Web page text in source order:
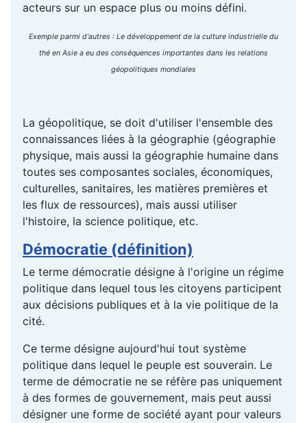
acteurs sur un espace plus ou moins défini.
Exemple parmi d'autres : Le développement de la culture industrielle du
thé en Asie a eu des conséquences importantes dans les relations
géopolitiques mondiales
La géopolitique, se doit d'utiliser l'ensemble des
connaissances liées à la géographie (géographie
physique, mais aussi la géographie humaine dans
toutes ses composantes sociales, économiques,
culturelles, sanitaires, les matières premières et
les flux de ressources), mais aussi utiliser
l'histoire, la science politique, etc.
Démocratie (définition)
Le terme démocratie désigne à l'origine un régime
politique dans lequel tous les citoyens participent
aux décisions publiques et à la vie politique de la
cité.
Ce terme désigne aujourd'hui tout système
politique dans lequel le peuple est souverain. Le
terme de démocratie ne se réfère pas uniquement
à des formes de gouvernement, mais peut aussi
désigner une forme de société ayant pour valeurs